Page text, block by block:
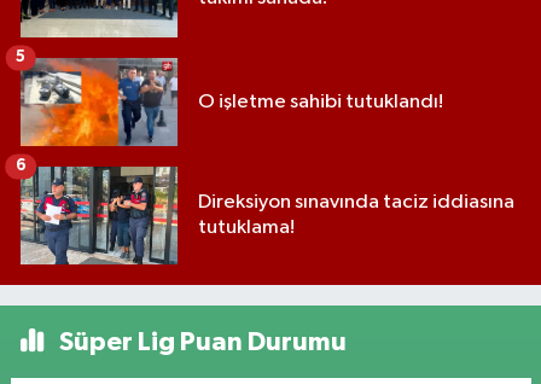
O işletme sahibi tutuklandı!
5
Direksiyon sınavında taciz iddiasına
tutuklama!
6
Süper Lig Puan Durumu